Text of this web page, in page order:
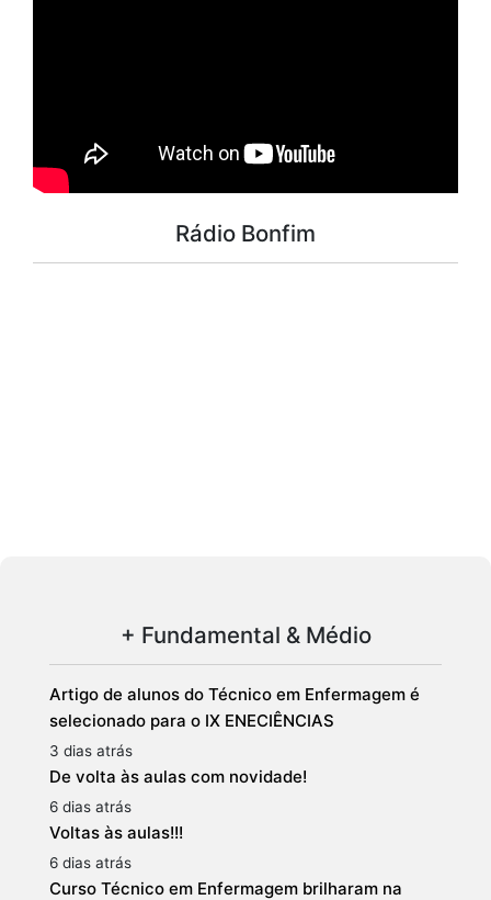
Rádio Bonfim
+ Fundamental & Médio
Artigo de alunos do Técnico em Enfermagem é
selecionado para o IX ENECIÊNCIAS
3 dias atrás
De volta às aulas com novidade!
6 dias atrás
Voltas às aulas!!!
6 dias atrás
Curso Técnico em Enfermagem brilharam na